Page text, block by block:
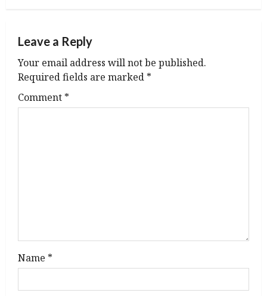
a
v
i
g
n
Leave a Reply
Your email address will not be published.
Required fields are marked *
Comment *
Name *